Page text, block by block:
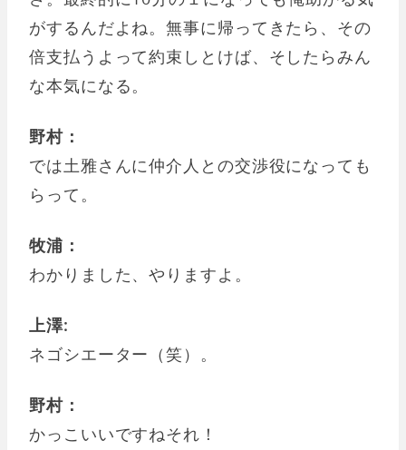
がするんだよね。無事に帰ってきたら、その
倍支払うよって約束しとけば、そしたらみん
な本気になる。
野村：
では土雅さんに仲介人との交渉役になっても
らって。
牧浦：
わかりました、やりますよ。
上澤:
ネゴシエーター（笑）。
野村：
かっこいいですねそれ！